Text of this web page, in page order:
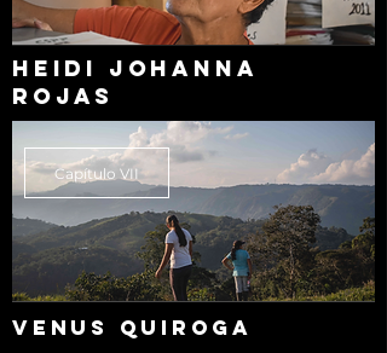
HEIDI JOHANNA
ROJAS
Capítulo VII
VENUS QUIROGA